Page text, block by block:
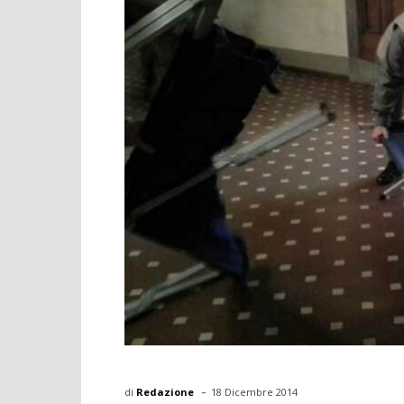
di Redazione - 18 Dicembre 2014